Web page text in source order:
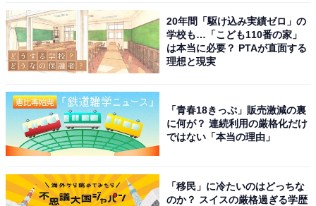
Anker Nano II 65W
Amazonで見る
Anker「PowerLine III」
20年間「駆け込み実績ゼロ」の
学校も…「こども110番の家」
は本当に必要？ PTAが直面する
理想と現実
「青春18きっぷ」販売激減の裏
に何が？ 連続利用の厳格化だけ
ではない「本当の理由」
「移民」に冷たいのはどっちな
のか？ スイスの厳格過ぎる学歴